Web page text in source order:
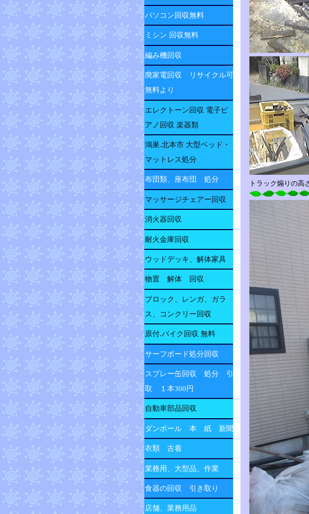
トラック煽りの高
パソコン回収無料
ミシン 回収無料
編み機回収
廃家電回収 リサイクル可
無料より
エレクトーン回収 電子ピ
アノ回収 楽器類
鴻巣.北本市 大型ベッド・
マットレス処分
布団類、座布団 処分
マッサージチェアー回収
消火器回収
耐火金庫回収
ウッドデッキ、解体家具
物置 解体 回収
ブロック、レンガ、ガラ
ス、コンクリー回収
原付.バイク回収 無料
サーフボード処分回収
スプレー缶回収 処分 引
取 １本300円
自動車部品回収
ダンボール 本 紙 新聞
衣類 古着
業務用、大型品、作業
食器の回収 引き取り
店舗、業務用品